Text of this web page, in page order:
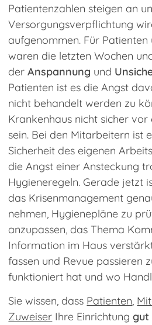
Patientenzahlen steigen an
Versorgungsverpflichtung
aufgenommen. Für
waren die letzten Wochen
derAnspannung und
Patienten ist es die Angst
nicht behandelt werden zu
Krankenhaus nicht sicher vor
sein. Bei den Mitarbeitern ist
Sicherheit des eigenen
die Angst einer Ansteckung
Hygieneregeln. Gerade jetzt
das Krisenmanagement
nehmen, Hygienepläne zu
anzupassen, das Thema
Information im Haus
fassen und Revue passieren
funktioniert hat und wo
Sie wissen, dass Patienten,
Zuweiser Ihre Einrichtunggut